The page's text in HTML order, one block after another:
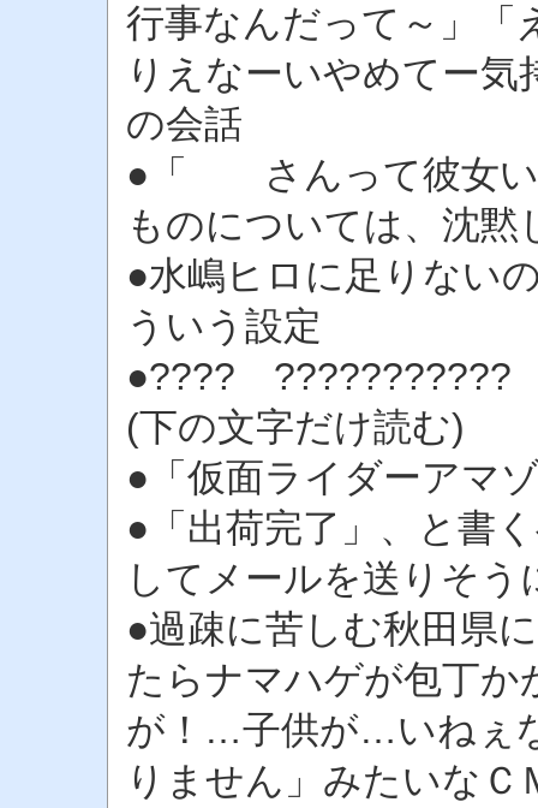
行事なんだって～」「
りえなーいやめてー
の会話
●「 さんって彼女い
ものについては、沈
●水嶋ヒロに足りない
ういう設定
●????
(下の文字だけ読む)
●「仮面ライダーアマ
●「出荷完了」、と書
してメールを送りそう
●過疎に苦しむ秋田県
たらナマハゲが包丁
が！…子供が…いねぇ
りません」みたいな